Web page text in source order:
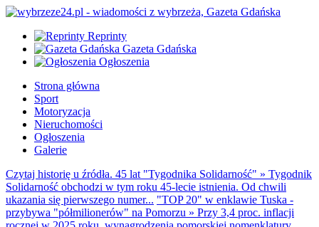
Reprinty
Gazeta Gdańska
Ogłoszenia
Strona główna
Sport
Motoryzacja
Nieruchomości
Ogłoszenia
Galerie
Czytaj historię u źródła. 45 lat "Tygodnika Solidarność" » Tygodnik
Solidarność obchodzi w tym roku 45-lecie istnienia. Od chwili
ukazania się pierwszego numer... "TOP 20" w enklawie Tuska -
przybywa "półmilionerów" na Pomorzu » Przy 3,4 proc. inflacji